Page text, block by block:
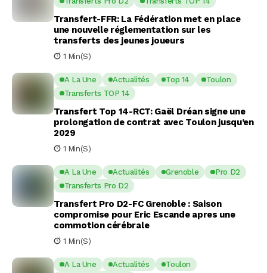
Transfert-FFR: La Fédération met en place
une nouvelle réglementation sur les
transferts des jeunes joueurs
1 Min(s)
A La Une Actualités Top 14
Toulon
Transferts TOP 14
Transfert Top 14-RCT: Gaël Dréan signe une
prolongation de contrat avec Toulon jusqu’en
2029
1 Min(s)
A La Une Actualités Grenoble
Pro D2
Transferts Pro D2
Transfert Pro D2-FC Grenoble : Saison
compromise pour Eric Escande apres une
commotion cérébrale
1 Min(s)
A La Une Actualités
Toulon